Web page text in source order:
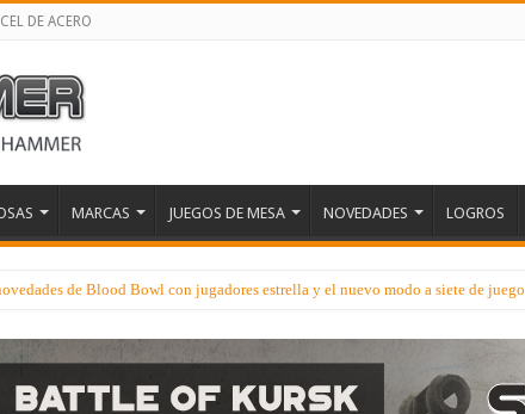
DE ACERO
MARCAS JUEGOS DE MESA NOVEDADES LOGROS
de Blood Bowl con jugadores estrella y el nuevo modo a siete de juego